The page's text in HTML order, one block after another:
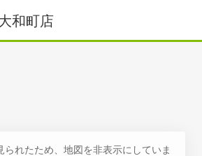
和町店
られたため、地図を非表示にしていま